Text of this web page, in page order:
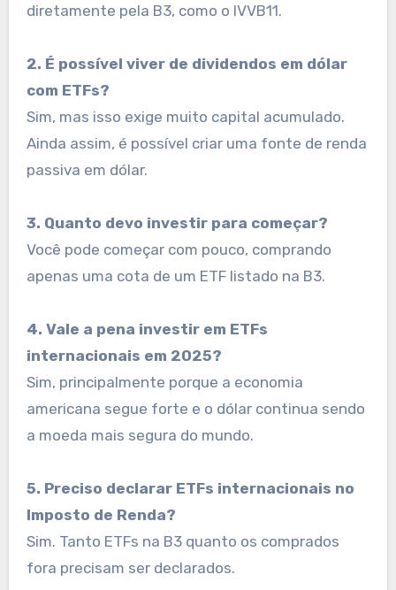
diretamente pela B3, como o IVVB11.
2. É possível viver de dividendos em dólar
com ETFs?
Sim, mas isso exige muito capital acumulado.
Ainda assim, é possível criar uma fonte de renda
passiva em dólar.
3. Quanto devo investir para começar?
Você pode começar com pouco, comprando
apenas uma cota de um ETF listado na B3.
4. Vale a pena investir em ETFs
internacionais em 2025?
Sim, principalmente porque a economia
americana segue forte e o dólar continua sendo
a moeda mais segura do mundo.
5. Preciso declarar ETFs internacionais no
Imposto de Renda?
Sim. Tanto ETFs na B3 quanto os comprados
fora precisam ser declarados.